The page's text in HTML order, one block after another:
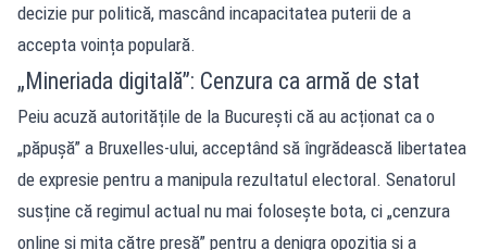
decizie pur politică, mascând incapacitatea puterii de a
accepta voința populară.
„Mineriada digitală”: Cenzura ca armă de stat
Peiu acuză autoritățile de la București că au acționat ca o
„păpușă” a Bruxelles-ului, acceptând să îngrădească libertatea
de expresie pentru a manipula rezultatul electoral. Senatorul
susține că regimul actual nu mai folosește bota, ci „cenzura
online și mita către presă” pentru a denigra opoziția și a